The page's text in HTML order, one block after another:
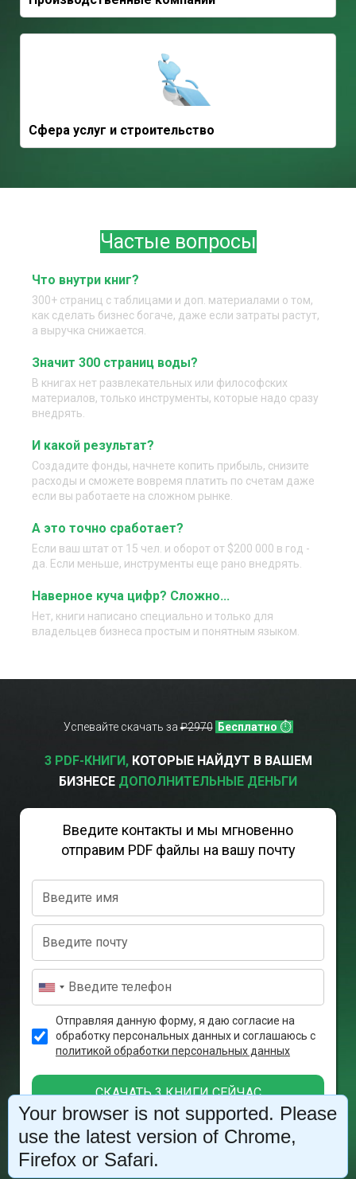
Сфера услуг и строительство
Частые вопросы
Что внутри книг?
300+ страниц с таблицами и доп. материалами о том,
как сделать бизнес богаче, даже если затраты растут,
а выручка снижается.
Значит 300 страниц воды?
В книгах нет развлекательных или философских
материалов, только инструменты, которые надо сразу
внедрять.
И какой результат?
Создадите фонды, начнете копить прибыль, снизите
расходы и сможете вовремя платить по счетам даже
если вы работаете на сложном рынке.
А это точно сработает?
Если ваш штат от 15 чел. и оборот от $200 000 в год -
да. Если меньше, инструменты еще рано внедрять.
Наверное куча цифр? Сложно...
Нет, книги написано специально и только для
владельцев бизнеса простым и понятным языком.
Успевайте скачать за₽2970 Бесплатно ⏱
3 PDF-КНИГИ,КОТОРЫЕ НАЙДУТ В ВАШЕМ
БИЗНЕСЕ ДОПОЛНИТЕЛЬНЫЕ ДЕНЬГИ
Введите контакты и мы мгновенно
отправим PDF файлы на вашу почту
Отправляя данную форму, я даю согласие на
обработку персональных данных и соглашаюсь с
политикой обработки персональных данных
СКАЧАТЬ 3 КНИГИ СЕЙЧАС
Нажимая на кнопку «Скачать 3 книги сейчас», я даю согласие на обработку моих
персональных данных и принимаю пользовательское соглашение
Your browser is not supported. Please
use the latest version of Chrome,
Firefox or Safari.